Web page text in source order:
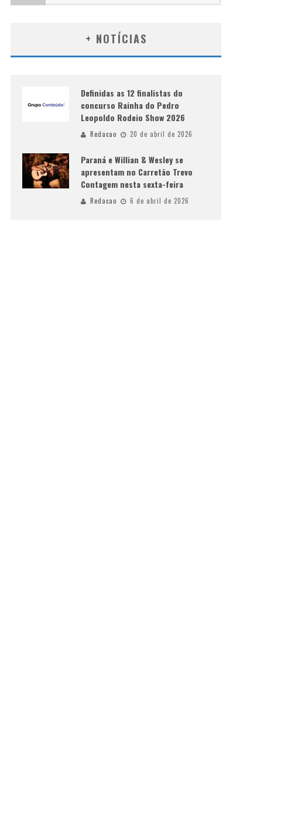
+ NOTÍCIAS
Definidas as 12 finalistas do
concurso Rainha do Pedro
Leopoldo Rodeio Show 2026
Redacao 20 de abril de 2026
Paraná e Willian & Wesley se
apresentam no Carretão Trevo
Contagem nesta sexta-feira
Redacao 6 de abril de 2026